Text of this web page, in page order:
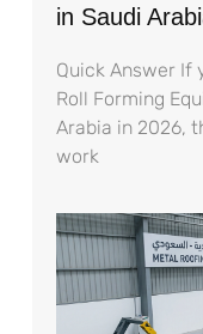
in Saudi
Quick Answer If
Roll Forming
Arabia in 2026,
work